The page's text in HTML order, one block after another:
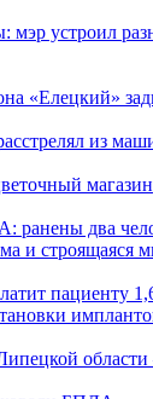
мэр устроил
«Елецкий»
из
магазин
ранены два
и строящаяся
пациенту